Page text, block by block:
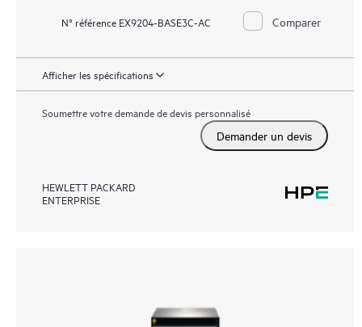
N° référence EX9204-BASE3C-AC Comparer
Afficher les spécifications
Soumettre votre demande de devis personnalisé
Demander un devis
HEWLETT PACKARD
ENTERPRISE